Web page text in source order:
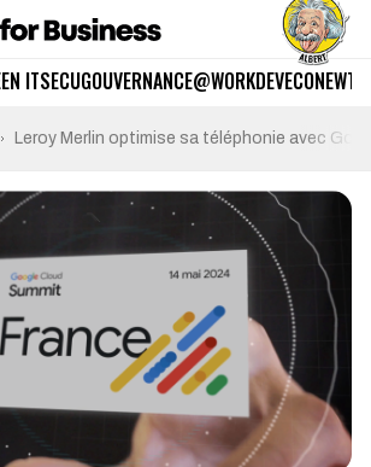
ITSECUGOUVERNANCE@WORKDEVECO
Leroy Merlin optimise sa téléphonie avec